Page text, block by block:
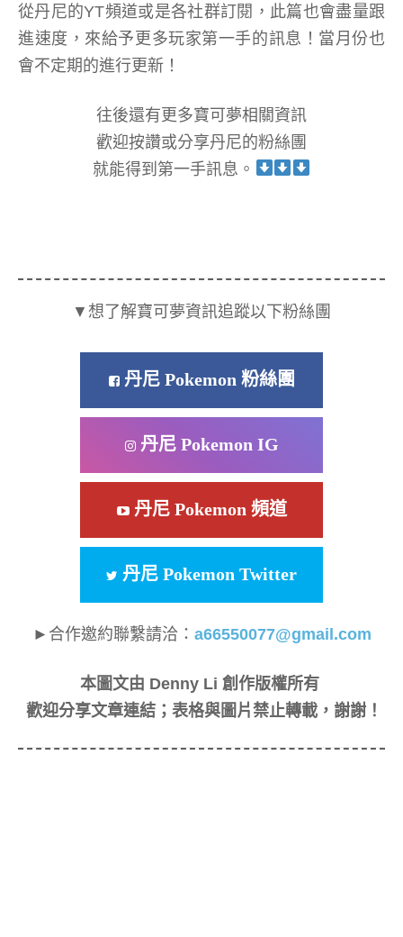
從丹尼的YT頻道或是各社群訂閱，此篇也會盡量跟
進速度，來給予更多玩家第一手的訊息！當月份也
會不定期的進行更新！
往後還有更多寶可夢相關資訊
歡迎按讚或分享丹尼的粉絲團
就能得到第一手訊息。
▼想了解寶可夢資訊追蹤以下粉絲團
丹尼 Pokemon 粉絲團
丹尼 Pokemon IG
丹尼 Pokemon 頻道
丹尼 Pokemon Twitter
►合作邀約聯繫請洽： a66550077@gmail.com
本圖文由 Denny Li 創作版權所有
歡迎分享文章連結；表格與圖片禁止轉載，謝謝！